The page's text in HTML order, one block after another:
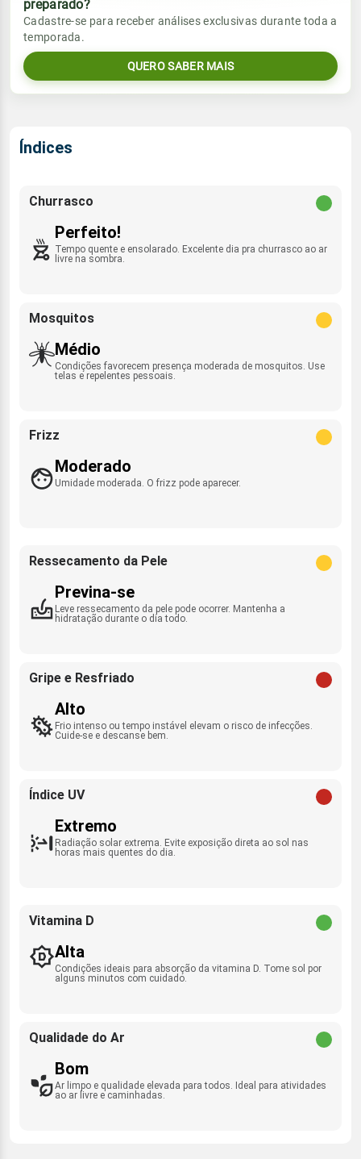
Umidade do ar
45%85%
Rajada de vento
Sol
06:42h às 18:03h
Lua
Chuva
0.0mm
Umidade do ar
9km/h
Sol
preparado?
Cadastre-se para receber análises exclusivas durante toda a
temporada.
QUERO SABER MAIS
Índices
Churrasco
Perfeito!
Tempo quente e ensolarado. Excelente dia pra churrasco ao ar
livre na sombra.
Mosquitos
Médio
Condições favorecem presença moderada de mosquitos. Use
telas e repelentes pessoais.
Frizz
Moderado
Umidade moderada. O frizz pode aparecer.
Ressecamento da Pele
Previna-se
Leve ressecamento da pele pode ocorrer. Mantenha a
hidratação durante o dia todo.
Gripe e Resfriado
Alto
Frio intenso ou tempo instável elevam o risco de infecções.
Cuide-se e descanse bem.
Índice UV
Extremo
Radiação solar extrema. Evite exposição direta ao sol nas
horas mais quentes do dia.
Vitamina D
Alta
Condições ideais para absorção da vitamina D. Tome sol por
alguns minutos com cuidado.
Qualidade do Ar
Bom
Ar limpo e qualidade elevada para todos. Ideal para atividades
ao ar livre e caminhadas.